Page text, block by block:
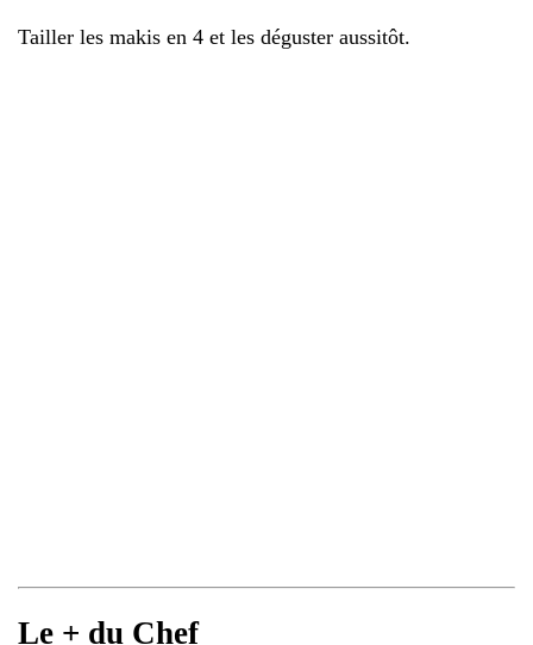
Tailler les makis en 4 et les déguster aussitôt.
Le + du Chef